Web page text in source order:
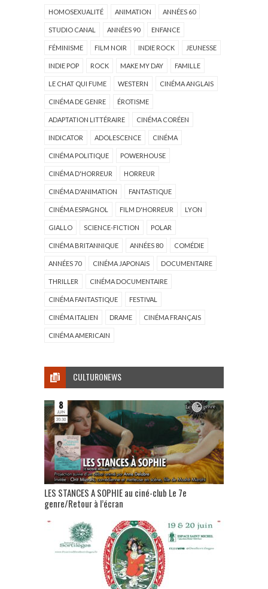
HOMOSEXUALITÉ ANIMATION ANNÉES 60
STUDIO CANAL ANNÉES 90 ENFANCE
FÉMINISME FILM NOIR INDIE ROCK JEUNESSE
INDIE POP ROCK MAKE MY DAY FAMILLE
LE CHAT QUI FUME WESTERN CINÉMA ANGLAIS
CINÉMA DE GENRE ÉROTISME
ADAPTATION LITTÉRAIRE CINÉMA CORÉEN
INDICATOR ADOLESCENCE CINÉMA
CINÉMA POLITIQUE POWERHOUSE
CINÉMA D'HORREUR HORREUR
CINÉMA D'ANIMATION FANTASTIQUE
CINÉMA ESPAGNOL FILM D'HORREUR LYON
GIALLO SCIENCE-FICTION POLAR
CINÉMA BRITANNIQUE ANNÉES 80 COMÉDIE
ANNÉES 70 CINÉMA JAPONAIS DOCUMENTAIRE
THRILLER CINÉMA DOCUMENTAIRE
CINÉMA FANTASTIQUE FESTIVAL
CINÉMA ITALIEN DRAME CINÉMA FRANÇAIS
CINÉMA AMERICAIN
CULTURONEWS
LES STANCES A SOPHIE au ciné-club Le 7e
genre/Retour à l’écran